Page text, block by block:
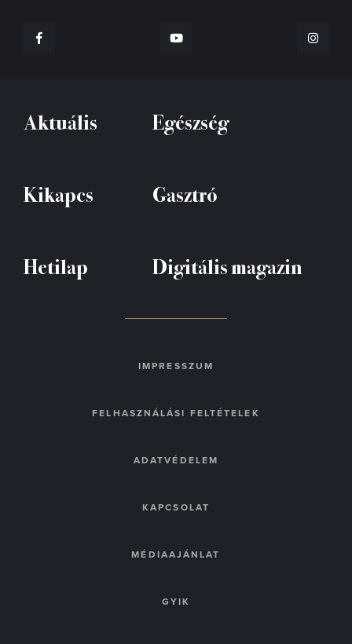
Aktuális Egészség
Kikapcs Gasztró
Hetilap Digitális magazin
IMPRESSZUM
FELHASZNÁLÁSI FELTÉTELEK
ADATVÉDELEM
KAPCSOLAT
MÉDIAAJÁNLAT
GYIK